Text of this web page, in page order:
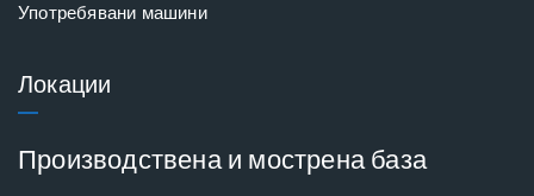
Употребявани машини
Локации
Производствена и мострена база